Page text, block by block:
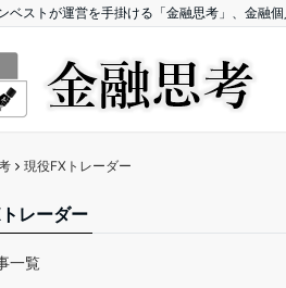
ベストが運営を手掛ける「金融思考」、金融
現役FXトレーダー
レーダー
一覧